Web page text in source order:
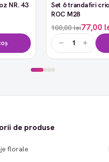
NR. 43
-23%
Set 6 trandafiri
ROC M28
100,00 lei77,00
de produse
florale